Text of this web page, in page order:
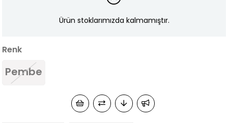
Ürün stoklarımızda kalmamıştır.
Renk
Pembe